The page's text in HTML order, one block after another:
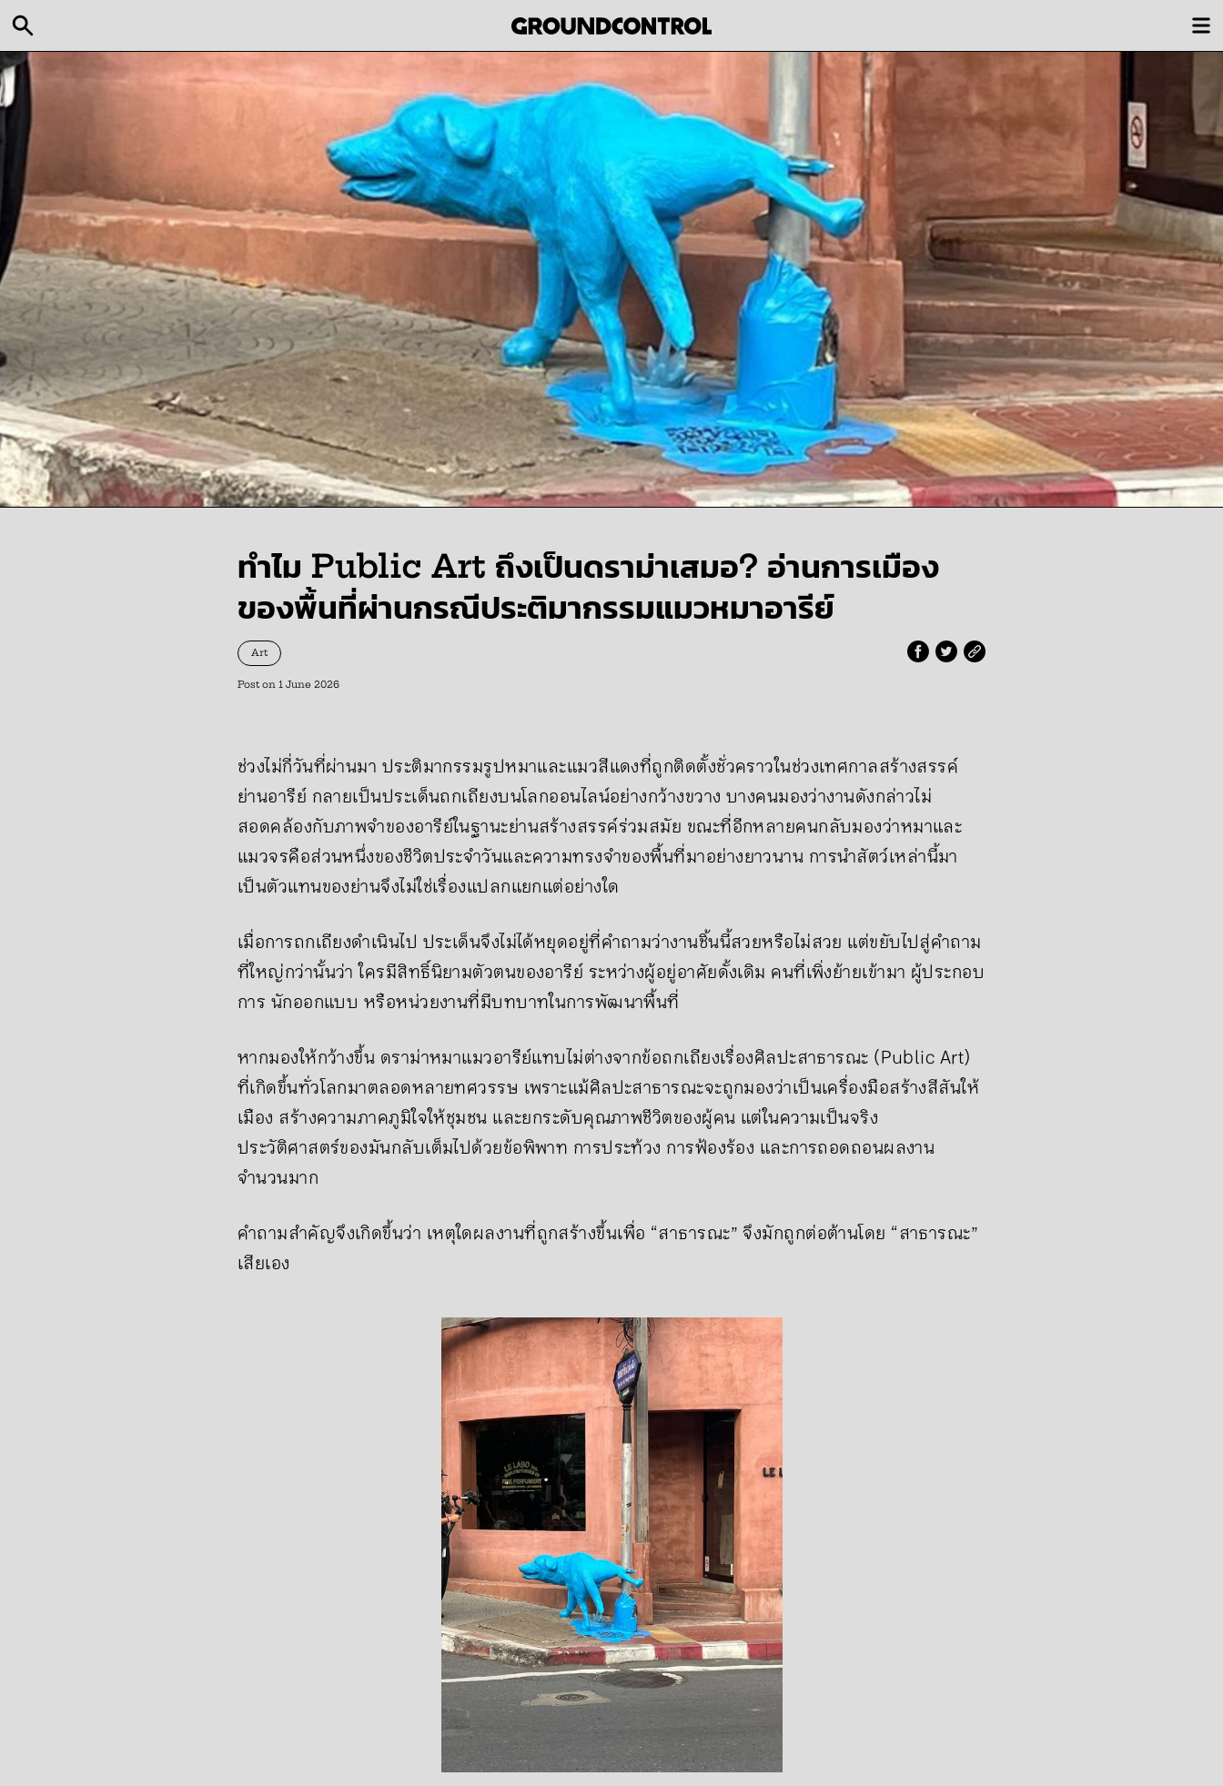
ทำไม Public Art ถึงเป็นดราม่าเสมอ? อ่านการเมือง
ของพื้นที่ผ่านกรณีประติมากรรมแมวหมาอารีย์
Art
Post on 1 June 2026
ช่วงไม่กี่วันที่ผ่านมา ประติมากรรมรูปหมาและแมวสีแดงที่ถูกติดตั้งชั่วคราวในช่วงเทศกาลสร้างสรรค์
ย่านอารีย์ กลายเป็นประเด็นถกเถียงบนโลกออนไลน์อย่างกว้างขวาง บางคนมองว่างานดังกล่าวไม่
สอดคล้องกับภาพจำของอารีย์ในฐานะย่านสร้างสรรค์ร่วมสมัย ขณะที่อีกหลายคนกลับมองว่าหมาและ
แมวจรคือส่วนหนึ่งของชีวิตประจำวันและความทรงจำของพื้นที่มาอย่างยาวนาน การนำสัตว์เหล่านี้มา
เป็นตัวแทนของย่านจึงไม่ใช่เรื่องแปลกแยกแต่อย่างใด
เมื่อการถกเถียงดำเนินไป ประเด็นจึงไม่ได้หยุดอยู่ที่คำถามว่างานชิ้นนี้สวยหรือไม่สวย แต่ขยับไปสู่คำถาม
ที่ใหญ่กว่านั้นว่า ใครมีสิทธิ์นิยามตัวตนของอารีย์ ระหว่างผู้อยู่อาศัยดั้งเดิม คนที่เพิ่งย้ายเข้ามา ผู้ประกอบ
การ นักออกแบบ หรือหน่วยงานที่มีบทบาทในการพัฒนาพื้นที่
หากมองให้กว้างขึ้น ดราม่าหมาแมวอารีย์แทบไม่ต่างจากข้อถกเถียงเรื่องศิลปะสาธารณะ (Public Art)
ที่เกิดขึ้นทั่วโลกมาตลอดหลายทศวรรษ เพราะแม้ศิลปะสาธารณะจะถูกมองว่าเป็นเครื่องมือสร้างสีสันให้
เมือง สร้างความภาคภูมิใจให้ชุมชน และยกระดับคุณภาพชีวิตของผู้คน แต่ในความเป็นจริง
ประวัติศาสตร์ของมันกลับเต็มไปด้วยข้อพิพาท การประท้วง การฟ้องร้อง และการถอดถอนผลงาน
จำนวนมาก
คำถามสำคัญจึงเกิดขึ้นว่า เหตุใดผลงานที่ถูกสร้างขึ้นเพื่อ “สาธารณะ” จึงมักถูกต่อต้านโดย “สาธารณะ”
เสียเอง